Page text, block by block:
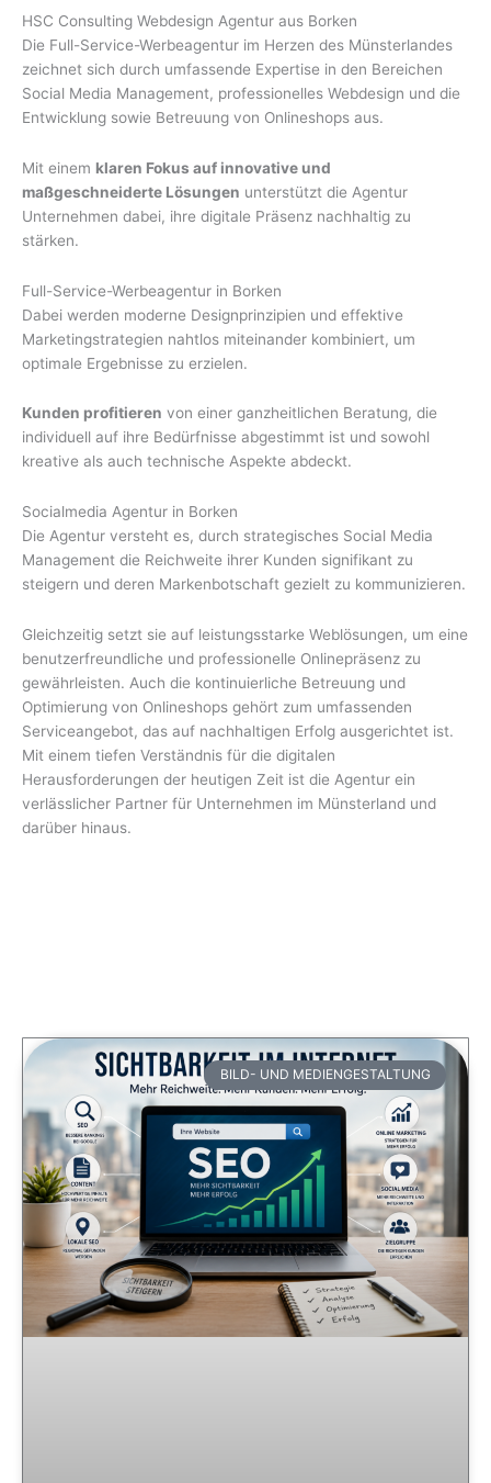
HSC Consulting Webdesign Agentur aus Borken
Die Full-Service-Werbeagentur im Herzen des Münsterlandes
zeichnet sich durch umfassende Expertise in den Bereichen
Social Media Management, professionelles Webdesign und die
Entwicklung sowie Betreuung von Onlineshops aus.
Mit einem klaren Fokus auf innovative und
maßgeschneiderte Lösungen unterstützt die Agentur
Unternehmen dabei, ihre digitale Präsenz nachhaltig zu
stärken.
Full-Service-Werbeagentur in Borken
Dabei werden moderne Designprinzipien und effektive
Marketingstrategien nahtlos miteinander kombiniert, um
optimale Ergebnisse zu erzielen.
Kunden profitieren von einer ganzheitlichen Beratung, die
individuell auf ihre Bedürfnisse abgestimmt ist und sowohl
kreative als auch technische Aspekte abdeckt.
Socialmedia Agentur in Borken
Die Agentur versteht es, durch strategisches Social Media
Management die Reichweite ihrer Kunden signifikant zu
steigern und deren Markenbotschaft gezielt zu kommunizieren.
Gleichzeitig setzt sie auf leistungsstarke Weblösungen, um eine
benutzerfreundliche und professionelle Onlinepräsenz zu
gewährleisten. Auch die kontinuierliche Betreuung und
Optimierung von Onlineshops gehört zum umfassenden
Serviceangebot, das auf nachhaltigen Erfolg ausgerichtet ist.
Mit einem tiefen Verständnis für die digitalen
Herausforderungen der heutigen Zeit ist die Agentur ein
verlässlicher Partner für Unternehmen im Münsterland und
darüber hinaus.
BILD- UND MEDIENGESTALTUNG